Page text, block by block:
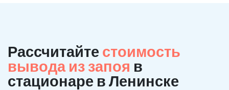
Рассчитайте стоимость
вывода из запоя в
стационаре в Ленинске